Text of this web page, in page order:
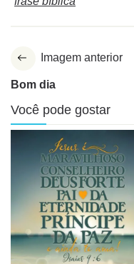
Imagem anterior
Bom dia
Você pode gostar